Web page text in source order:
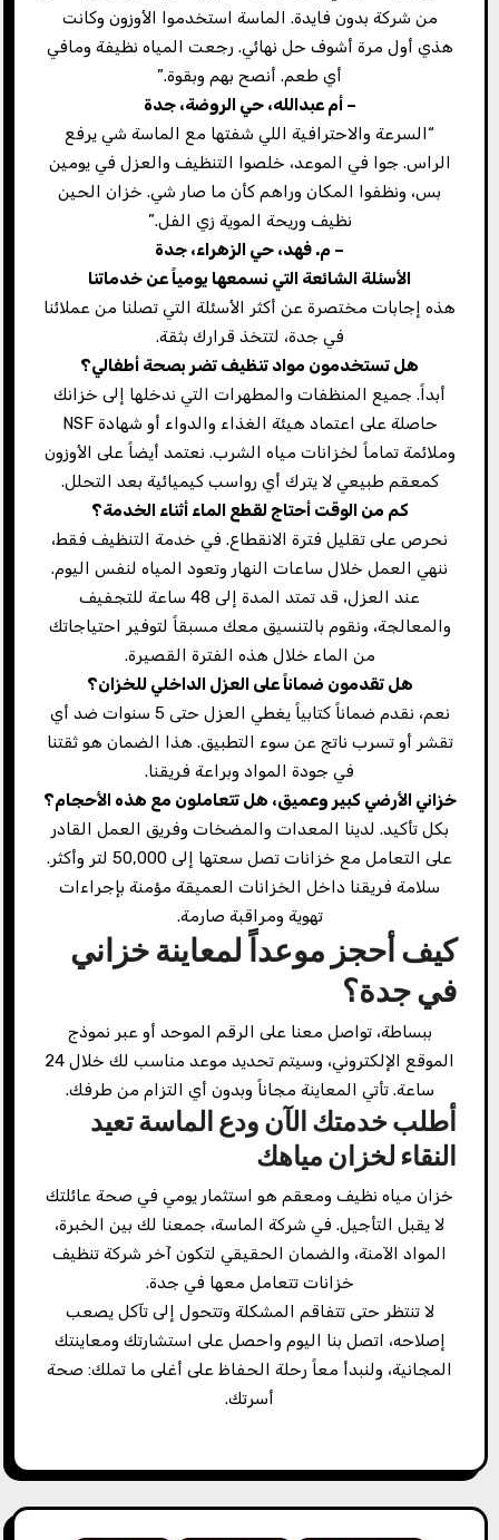
من شركة بدون فايدة. الماسة استخدموا الأوزون وكانت
هذي أول مرة أشوف حل نهائي. رجعت المياه نظيفة ومافي
أي طعم. أنصح بهم وبقوة.”
– أم عبدالله، حي الروضة، جدة
“السرعة والاحترافية اللي شفتها مع الماسة شي يرفع
الراس. جوا في الموعد، خلصوا التنظيف والعزل في يومين
بس، ونظفوا المكان وراهم كأن ما صار شي. خزان الحين
نظيف وريحة الموية زي الفل.”
– م. فهد، حي الزهراء، جدة
الأسئلة الشائعة التي نسمعها يومياً عن خدماتنا
هذه إجابات مختصرة عن أكثر الأسئلة التي تصلنا من عملائنا
في جدة، لتتخذ قرارك بثقة.
هل تستخدمون مواد تنظيف تضر بصحة أطفالي؟
أبداً. جميع المنظفات والمطهرات التي ندخلها إلى خزانك
حاصلة على اعتماد هيئة الغذاء والدواء أو شهادة NSF
وملائمة تماماً لخزانات مياه الشرب. نعتمد أيضاً على الأوزون
كمعقم طبيعي لا يترك أي رواسب كيميائية بعد التحلل.
كم من الوقت أحتاج لقطع الماء أثناء الخدمة؟
نحرص على تقليل فترة الانقطاع. في خدمة التنظيف فقط،
ننهي العمل خلال ساعات النهار وتعود المياه لنفس اليوم.
عند العزل، قد تمتد المدة إلى 48 ساعة للتجفيف
والمعالجة، ونقوم بالتنسيق معك مسبقاً لتوفير احتياجاتك
من الماء خلال هذه الفترة القصيرة.
هل تقدمون ضماناً على العزل الداخلي للخزان؟
نعم، نقدم ضماناً كتابياً يغطي العزل حتى 5 سنوات ضد أي
تقشر أو تسرب ناتج عن سوء التطبيق. هذا الضمان هو ثقتنا
في جودة المواد وبراعة فريقنا.
خزاني الأرضي كبير وعميق، هل تتعاملون مع هذه الأحجام؟
بكل تأكيد. لدينا المعدات والمضخات وفريق العمل القادر
على التعامل مع خزانات تصل سعتها إلى 50,000 لتر وأكثر.
سلامة فريقنا داخل الخزانات العميقة مؤمنة بإجراءات
تهوية ومراقبة صارمة.
كيف أحجز موعداً لمعاينة خزاني
في جدة؟
ببساطة، تواصل معنا على الرقم الموحد أو عبر نموذج
الموقع الإلكتروني، وسيتم تحديد موعد مناسب لك خلال 24
ساعة. تأتي المعاينة مجاناً وبدون أي التزام من طرفك.
أطلب خدمتك الآن ودع الماسة تعيد
النقاء لخزان مياهك
خزان مياه نظيف ومعقم هو استثمار يومي في صحة عائلتك
لا يقبل التأجيل. في شركة الماسة، جمعنا لك بين الخبرة،
المواد الآمنة، والضمان الحقيقي لتكون آخر شركة تنظيف
خزانات تتعامل معها في جدة.
لا تنتظر حتى تتفاقم المشكلة وتتحول إلى تآكل يصعب
إصلاحه، اتصل بنا اليوم واحصل على استشارتك ومعاينتك
المجانية، ولنبدأ معاً رحلة الحفاظ على أغلى ما تملك: صحة
أسرتك.